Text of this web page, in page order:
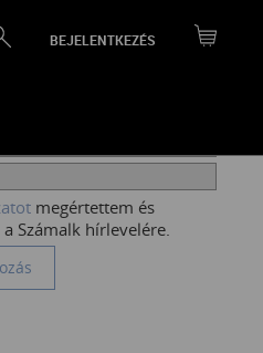
BEJELENTKEZÉS
megértettem és
Számalk hírlevelére.